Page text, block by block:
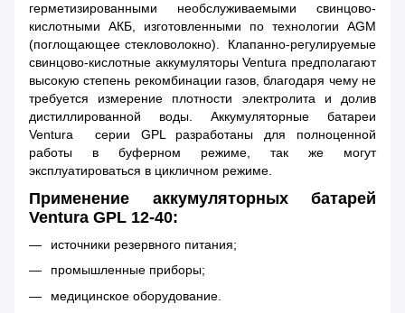
герметизированными необслуживаемыми свинцово-
кислотными АКБ, изготовленными по технологии AGM
(поглощающее стекловолокно). Клапанно-регулируемые
свинцово-кислотные аккумуляторы Ventura предполагают
высокую степень рекомбинации газов, благодаря чему не
требуется измерение плотности электролита и долив
дистиллированной воды. Аккумуляторные батареи
Ventura серии GPL разработаны для полноценной
работы в буферном режиме, так же могут
эксплуатироваться в цикличном режиме.
Применение аккумуляторных батарей
Ventura GPL 12-40:
источники резервного питания;
промышленные приборы;
медицинское оборудование.